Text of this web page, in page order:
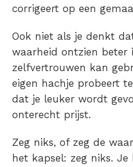
corrigeert op een
Ook niet als je denkt
waarheid ontzien beter
zelfvertrouwen kan
eigen hachje probeert
dat je leuker wordt
onterecht prijst.
Zeg niks, of zeg de
het kapsel: zeg niks. Je